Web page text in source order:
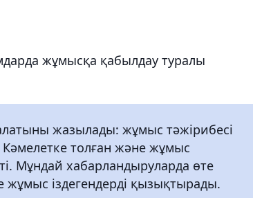
жұмысқа қабылдау туралы
жазылады: жұмыс тәжірибесі
толған және жұмыс
Мұндай хабарландыруларда өте
жұмыс іздегендерді қызықтырады.